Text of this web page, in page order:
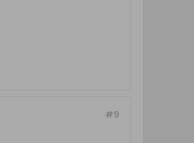
#9